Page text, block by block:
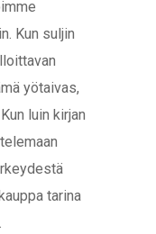
Kun suljin
yötaivas,
luin kirjan
tarina